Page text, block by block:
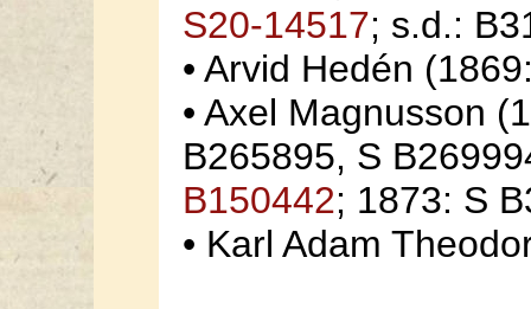
S20-14517; s.d.:
• Arvid Hedén
• Axel Magnusson
B265895, S
B150442; 1873: S
• Karl Adam